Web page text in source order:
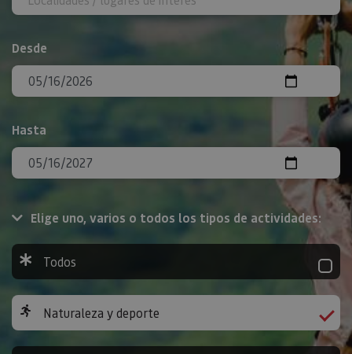
Desde
Hasta
Elige uno, varios o todos los tipos de actividades:
Todos
Naturaleza y deporte